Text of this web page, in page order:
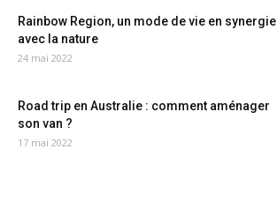
Rainbow Region, un mode de vie en synergie
avec la nature
24 mai 2022
Road trip en Australie : comment aménager
son van ?
17 mai 2022